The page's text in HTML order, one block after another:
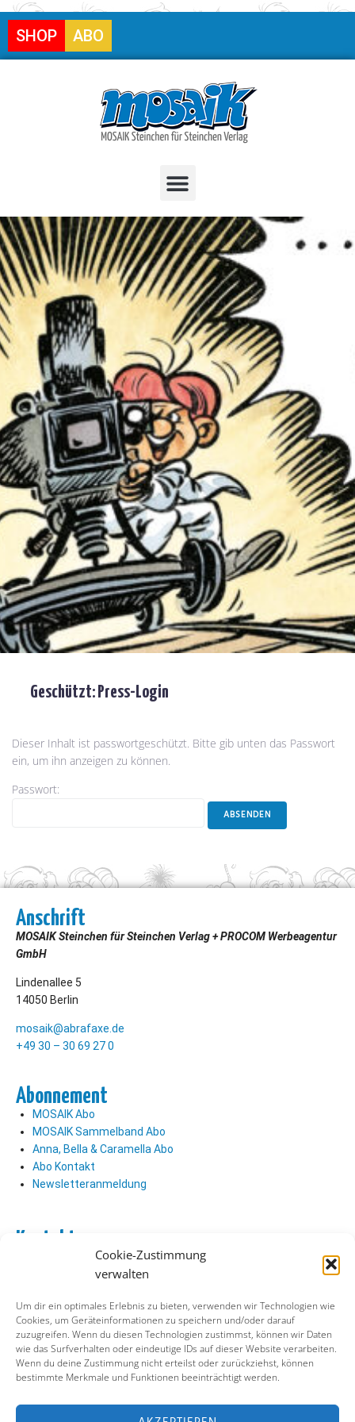
Cookie-Zustimmung
verwalten
Um dir ein optimales Erlebnis zu bieten, verwenden wir Technologien wie
Cookies, um Geräteinformationen zu speichern und/oder darauf
zuzugreifen. Wenn du diesen Technologien zustimmst, können wir Daten
wie das Surfverhalten oder eindeutige IDs auf dieser Website verarbeiten.
Wenn du deine Zustimmung nicht erteilst oder zurückziehst, können
bestimmte Merkmale und Funktionen beeinträchtigt werden.
SHOP ABO
Geschützt: Press-Login
Dieser Inhalt ist passwortgeschützt. Bitte gib unten das Passwort
ein, um ihn anzeigen zu können.
Passwort:
Anschrift
MOSAIK Steinchen für Steinchen Verlag + PROCOM Werbeagentur
GmbH
Lindenallee 5
14050 Berlin
mosaik@abrafaxe.de
+49 30 – 30 69 27 0
Abonnement
MOSAIK Abo
MOSAIK Sammelband Abo
Anna, Bella & Caramella Abo
Abo Kontakt
Newsletteranmeldung
Kontakt
Verlag Kontakt
Soziale Medien
Facebook
Instagram